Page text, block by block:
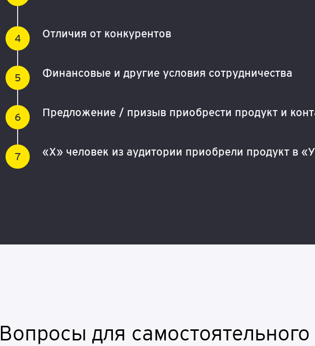
Отличия от конкурентов
Финансовые и другие условия сотрудничества
Предложение / призыв приобрести продукт и
«X» человек из аудитории приобрели продукт в
Вопросы для самостоятельного